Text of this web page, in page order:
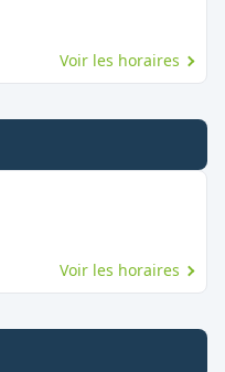
Voir les horaires
Voir les horaires